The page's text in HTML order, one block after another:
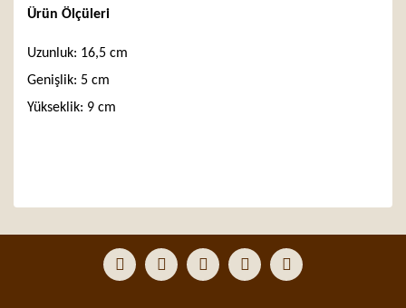
Ürün Ölçüleri
Uzunluk: 16,5 cm
Genişlik: 5 cm
Yükseklik: 9 cm
Yorum Yaz
formunu kullanarak tarafımıza iletebilirsiniz.
Görüş ve önerileriniz için teşekkür ederiz.